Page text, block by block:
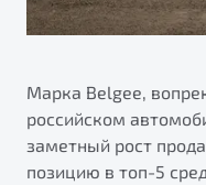
S50
Реферальная
Помощь на дорогах
Марка Belgee,
российском
заметный рост
позицию в топ-5